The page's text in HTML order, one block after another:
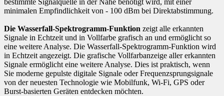
minimalen Empfindlichkeit von - 100 dBm bei Direktabstimmung.
Die Wasserfall-Spektrogramm-Funktion zeigt alle erkannten
Signale in Echtzeit und in Vollfarbe grafisch an und ermöglicht so
eine weitere Analyse. Die Wasserfall-Spektrogramm-Funktion wird
in Echtzeit angezeigt. Die grafische Vollfarbanzeige aller erkannten
Signale ermöglicht eine weitere Analyse. Dies ist praktisch, wenn
Sie moderne gepulste digitale Signale oder Frequenzsprungsignale
von der neuesten Technologie wie Mobilfunk, Wi-Fi, GPS oder
Burst-basierten Geräten entdecken möchten.